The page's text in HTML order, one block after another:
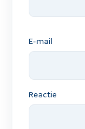
E-mail
Reactie